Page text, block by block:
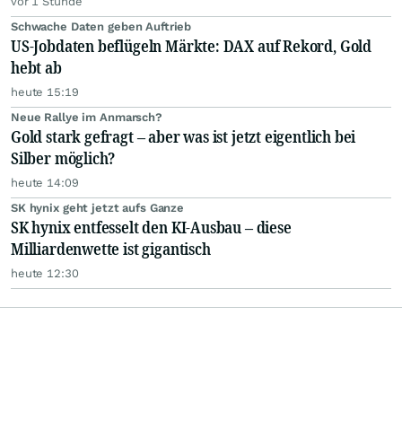
Schwache Daten geben Auftrieb
US-Jobdaten beflügeln Märkte: DAX auf Rekord, Gold
hebt ab
heute 15:19
Neue Rallye im Anmarsch?
Gold stark gefragt – aber was ist jetzt eigentlich bei
Silber möglich?
heute 14:09
SK hynix geht jetzt aufs Ganze
SK hynix entfesselt den KI-Ausbau – diese
Milliardenwette ist gigantisch
heute 12:30